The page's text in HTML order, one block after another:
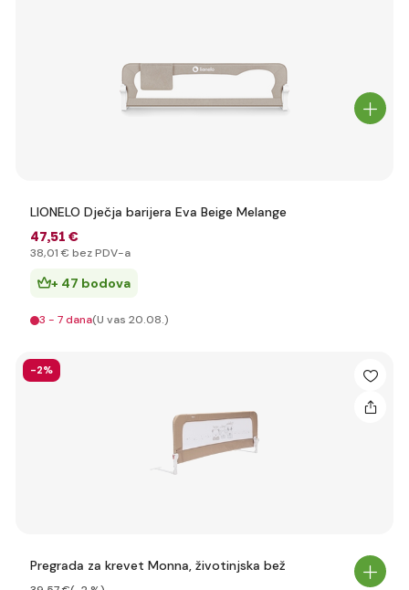
LIONELO Dječja barijera Eva Beige Melange
47,51 €
38,01 € bez PDV-a
+ 47 bodova
3 - 7 dana(U vas 20.08.)
-2%
Pregrada za krevet Monna, životinjska bež